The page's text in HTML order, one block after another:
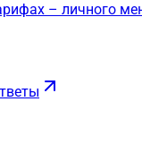
– личного